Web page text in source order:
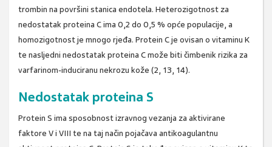
trombin na površini stanica endotela. Heterozigotnost za
nedostatak proteina C ima 0,2 do 0,5 % opće populacije, a
homozigotnost je mnogo rjeđa. Protein C je ovisan o vitaminu K
te nasljedni nedostatak proteina C može biti čimbenik rizika za
varfarinom-induciranu nekrozu kože (2, 13, 14).
Nedostatak proteina S
Protein S ima sposobnost izravnog vezanja za aktivirane
faktore V i VIII te na taj način pojačava antikoagulantnu